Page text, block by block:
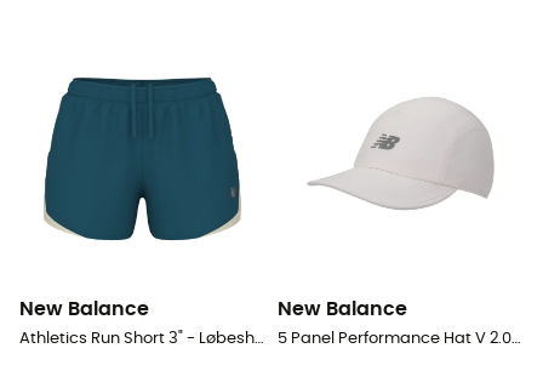
New Balance
Athletics Run Short 3" - Løbeshort - Damer
New Balance
5 Panel Performance Hat V 2.0 - Cap